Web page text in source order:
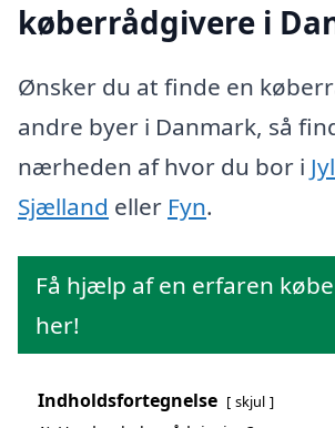
køberrådgivere i
Ønsker du at finde en
andre byer i Danmark, så
nærheden af hvor du bor i
Sjælland eller Fyn.
Få hjælp af en erfaren
her!
Indholdsfortegnelse skjul